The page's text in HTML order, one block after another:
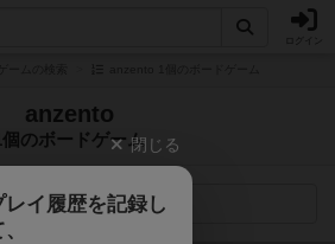
anzento
個のボードゲーム
検索メニュー
閉じる
イ履歴を記録し